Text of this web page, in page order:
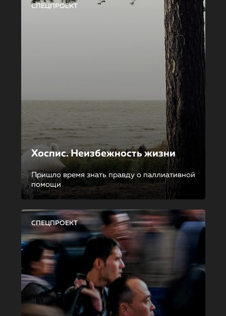
СПЕЦПРОЕКТ
Хоспис. Неизбежность жизни
Пришло время знать правду о паллиативной
помощи
СПЕЦПРОЕКТ